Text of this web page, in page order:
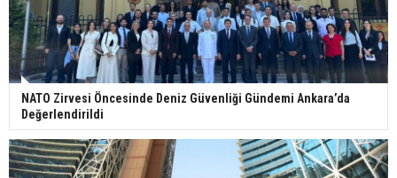
NATO Zirvesi Öncesinde Deniz Güvenliği Gündemi Ankara’da
Değerlendirildi